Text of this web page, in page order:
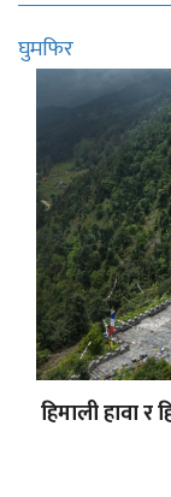
घुमफिर
हिमाली हावा